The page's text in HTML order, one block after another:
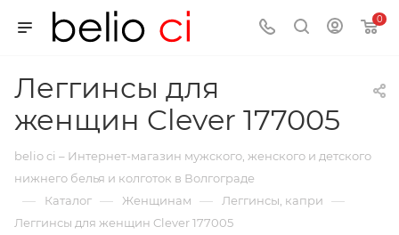
0
Леггинсы для
женщин Clever 177005
belio ci – Интернет-магазин мужского, женского и детского
нижнего белья и колготок в Волгограде
— Каталог — Женщинам — Леггинсы, капри —
Леггинсы для женщин Clever 177005